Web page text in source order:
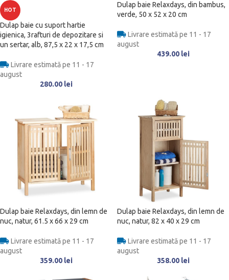
HOT
Dulap baie cu suport hartie
igienica, 3rafturi de depozitare si
un sertar, alb, 87,5 x 22 x 17,5 cm
Livrare estimată pe 11 - 17
august
280.00 lei
Dulap baie Relaxdays, din bambus,
verde, 50 x 52 x 20 cm
Livrare estimată pe 11 - 17
august
439.00 lei
Dulap baie Relaxdays, din lemn de
nuc, natur, 61.5 x 66 x 29 cm
Livrare estimată pe 11 - 17
august
359.00 lei
Dulap baie Relaxdays, din lemn de
nuc, natur, 82 x 40 x 29 cm
Livrare estimată pe 11 - 17
august
358.00 lei